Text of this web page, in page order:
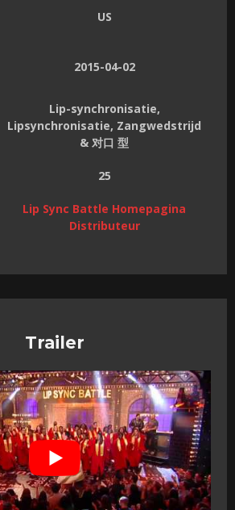
US
2015-04-02
Lip-synchronisatie,
Lipsynchronisatie, Zangwedstrijd
& 对口 型
25
Lip Sync Battle Homepagina
Distributeur
Trailer